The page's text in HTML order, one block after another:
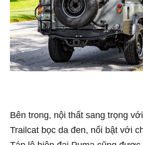
Bên trong, nội thất sang trọng
Trailcat bọc da đen, nổi bật với